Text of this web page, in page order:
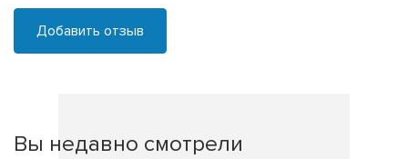
Добавить отзыв
Вы недавно смотрели